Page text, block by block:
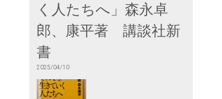
く人たちへ」森永卓
郎、康平著 講談社新
書
2025/04/10